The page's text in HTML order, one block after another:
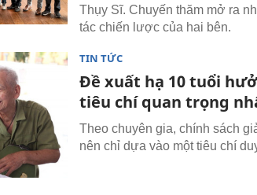
Thụy Sĩ. Chuyến thăm mở ra
tác chiến lược của hai bên.
TIN TỨC
Đề xuất hạ 10 tuổi
tiêu chí quan trọng
Theo chuyên gia, chính sách
nên chỉ dựa vào một tiêu chí